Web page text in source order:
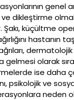
genel
dikleştirme
küçültme
hastanın
olarak
ise daha
psikolojik ve
neden